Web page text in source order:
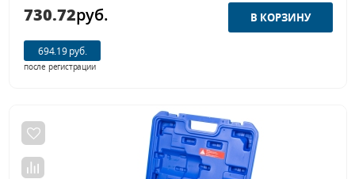
730.72руб.
694.19 руб.
после регистрации